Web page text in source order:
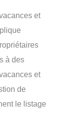
et
à des
et
de
le listage